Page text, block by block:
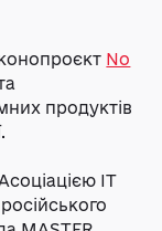
No
продуктів
ІТ